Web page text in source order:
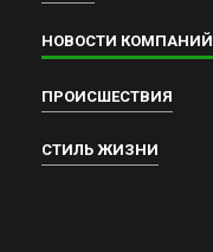
НОВОСТИ КОМПАНИЙ
ПРОИСШЕСТВИЯ
СТИЛЬ ЖИЗНИ